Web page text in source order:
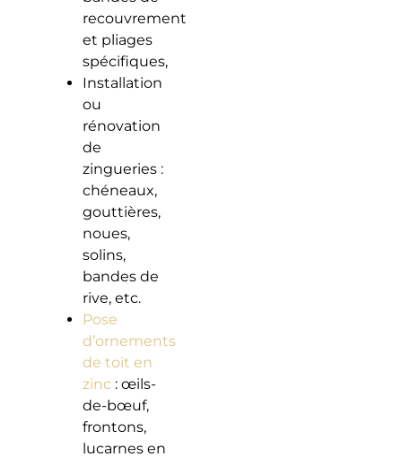
recouvrement
et pliages
spécifiques,
Installation
ou
rénovation
de
zingueries :
chéneaux,
gouttières,
noues,
solins,
bandes de
rive, etc.
Pose
d’ornements
de toit en
zinc : œils-
de-bœuf,
frontons,
lucarnes en